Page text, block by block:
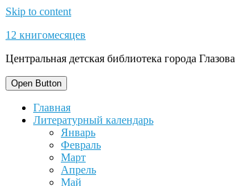
Skip to content
12 книгомесяцев
Центральная детская библиотека города Глазова
Open Button
Главная
Литературный календарь
Январь
Февраль
Март
Апрель
Май